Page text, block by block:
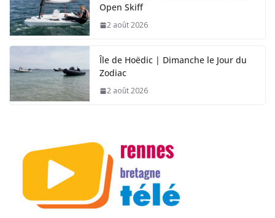
Open Skiff
2 août 2026
Île de Hoëdic | Dimanche le Jour du
Zodiac
2 août 2026